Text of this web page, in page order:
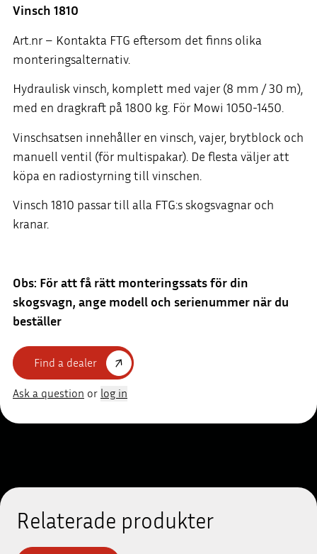
Vinsch 1810
Art.nr – Kontakta FTG eftersom det finns olika
monteringsalternativ.
Hydraulisk vinsch, komplett med vajer (8 mm / 30 m),
med en dragkraft på 1800 kg. För Mowi 1050-1450.
Vinschsatsen innehåller en vinsch, vajer, brytblock och
manuell ventil (för multispakar). De flesta väljer att
köpa en radiostyrning till vinschen.
Vinsch 1810 passar till alla FTG:s skogsvagnar och
kranar.
Obs: För att få rätt monteringssats för din
skogsvagn, ange modell och serienummer när du
beställer
Find a dealer
Ask a question or log in
Relaterade produkter